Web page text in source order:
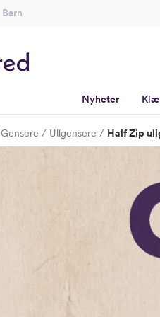
Barn
Nyheter
Gensere Ullgensere Half Zip